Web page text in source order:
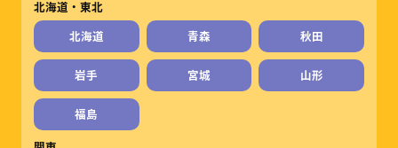
北海道・東北
北海道
青森 秋田
岩手 宮城 山形
福島